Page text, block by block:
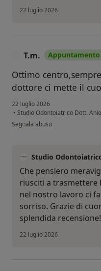
22 luglio 2026
T.m.
Ottimo
dottore ci mette il
22 luglio 2026
• Studio Odontoiatrico Dott.
secondo l'opinione dell'utente T.m.
Segnala abuso
Studio
​Che pensiero
riusciti a trasmettere
nel nostro lavoro ci
sorriso. Grazie di
splendida recensione!
22 luglio 2026